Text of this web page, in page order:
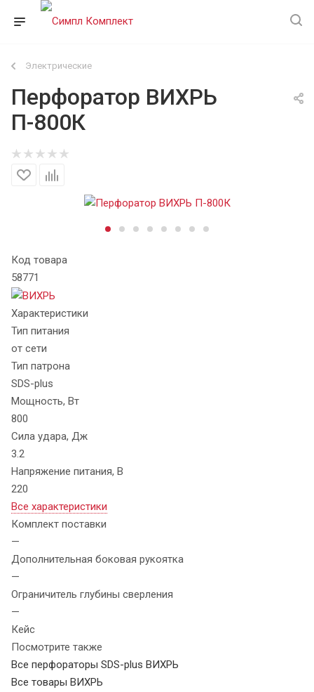
Электрические
Перфоратор ВИХРЬ
П-800К
Код товара
58771
Характеристики
Тип питания
от сети
Тип патрона
SDS-plus
Мощность, Вт
800
Сила удара, Дж
3.2
Напряжение питания, В
220
Все характеристики
Комплект поставки
—
Дополнительная боковая рукоятка
—
Ограничитель глубины сверления
—
Кейс
Посмотрите также
Все перфораторы SDS-plus ВИХРЬ
Все товары ВИХРЬ